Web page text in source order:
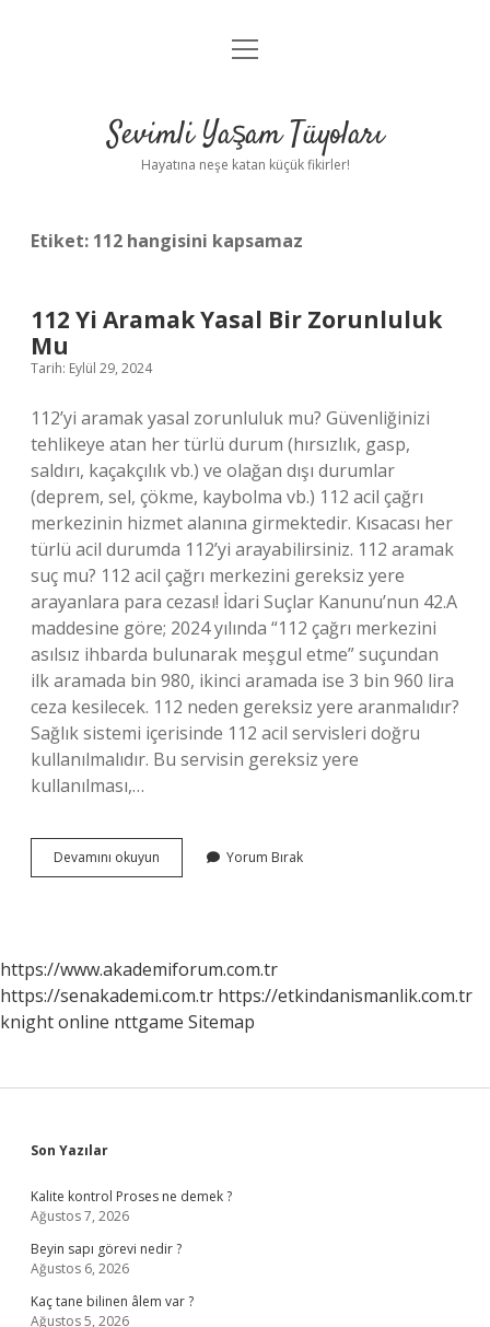
Anasayfa
Yasal Uyarı
menüyü
Sevimli Yaşam Tüyoları
Hayatına neşe katan küçük fikirler!
Etiket: 112 hangisini kapsamaz
112 Yi Aramak Yasal Bir Zorunluluk
Mu
Tarih: Eylül 29, 2024
112’yi aramak yasal zorunluluk mu? Güvenliğinizi
tehlikeye atan her türlü durum (hırsızlık, gasp,
saldırı, kaçakçılık vb.) ve olağan dışı durumlar
(deprem, sel, çökme, kaybolma vb.) 112 acil çağrı
merkezinin hizmet alanına girmektedir. Kısacası her
türlü acil durumda 112’yi arayabilirsiniz. 112 aramak
suç mu? 112 acil çağrı merkezini gereksiz yere
arayanlara para cezası! İdari Suçlar Kanunu’nun 42.A
maddesine göre; 2024 yılında “112 çağrı merkezini
asılsız ihbarda bulunarak meşgul etme” suçundan
ilk aramada bin 980, ikinci aramada ise 3 bin 960 lira
ceza kesilecek. 112 neden gereksiz yere aranmalıdır?
Sağlık sistemi içerisinde 112 acil servisleri doğru
kullanılmalıdır. Bu servisin gereksiz yere
kullanılması,…
Devamını okuyun
Yi
Mu
Yorum Bırak
https://www.akademiforum.com.tr
https://senakademi.com.tr https://etkindanismanlik.com.tr
knight online nttgame Sitemap
Sidebar
Son Yazılar
Kalite kontrol Proses ne demek ?
Ağustos 7, 2026
Beyin sapı görevi nedir ?
Ağustos 6, 2026
Kaç tane bilinen âlem var ?
Ağustos 5, 2026